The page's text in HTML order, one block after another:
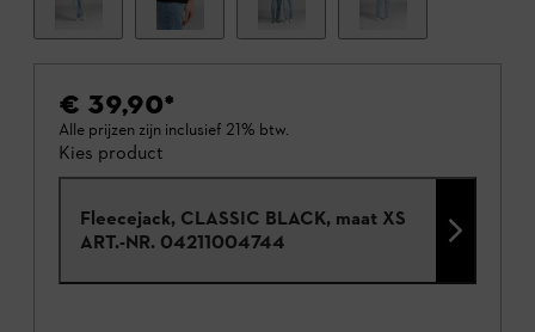
€ 39,90*
Alle prijzen zijn inclusief 21% btw.
Kies product
Fleecejack, CLASSIC BLACK, maat XS
ART.-NR. 04211004744